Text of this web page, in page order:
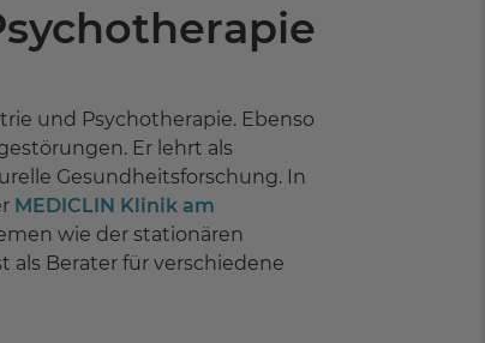
und Psychotherapie. Ebenso
Er lehrt als
Gesundheitsforschung. In
MEDICLIN Klinik am
wie der stationären
Berater für verschiedene